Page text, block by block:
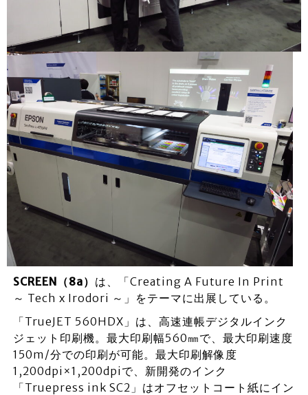
SCREEN（8a） は、「Creating A Future In Print
～ Tech x Irodori ～」をテーマに出展している。
「TrueJET 560HDX」は、高速連帳デジタルインク
ジェット印刷機。最大印刷幅560㎜で、最大印刷速度
150m/分での印刷が可能。最大印刷解像度
1,200dpi×1,200dpiで、新開発のインク
「Truepress ink SC2」はオフセットコート紙にイン